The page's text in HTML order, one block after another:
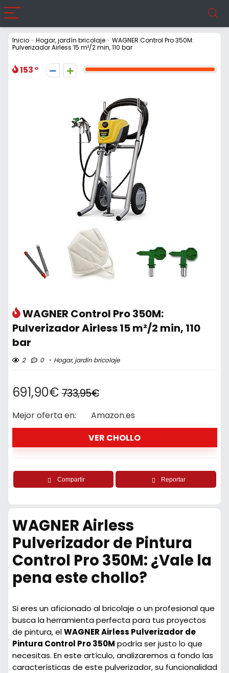
Inicio- Hogar, jardín bricolaje- WAGNER Control Pro 350M:
Pulverizador Airless 15 m²/2 min, 110 bar
153
WAGNER Control Pro 350M:
Pulverizador Airless 15 m²/2 min, 110
bar
2 0 Hogar, jardín bricolaje
691,90€ 733,95€
Mejor oferta en:
Amazon.es
VER CHOLLO
Compartir Reportar
WAGNER Airless
Pulverizador de Pintura
Control Pro 350M: ¿Vale la
pena este chollo?
Si eres un aficionado al bricolaje o un profesional que
busca la herramienta perfecta para tus proyectos
de pintura, elWAGNER Airless Pulverizador de
Pintura Control Pro 350M podría ser justo lo que
necesitas. En este artículo, analizaremos a fondo las
características de este pulverizador, su funcionalidad